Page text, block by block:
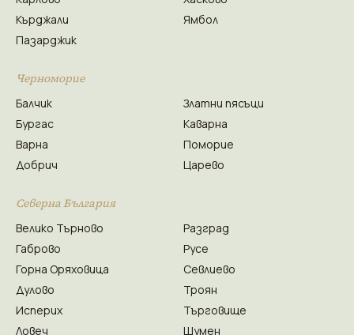
Кърджали
Пазарджик
Ямбол
Черноморие
Балчик
Бургас
Варна
Добрич
Златни пясъци
Каварна
Поморие
Царево
Северна България
Велико Търново
Габрово
Горна Оряховица
Дулово
Исперих
Ловеч
Разград
Русе
Севлиево
Троян
Търговище
Шумен